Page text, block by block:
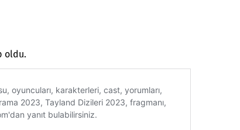
oldu.